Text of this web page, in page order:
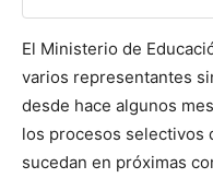
El Ministerio de
varios representantes
desde hace algunos
los procesos selectivos
sucedan en próximas